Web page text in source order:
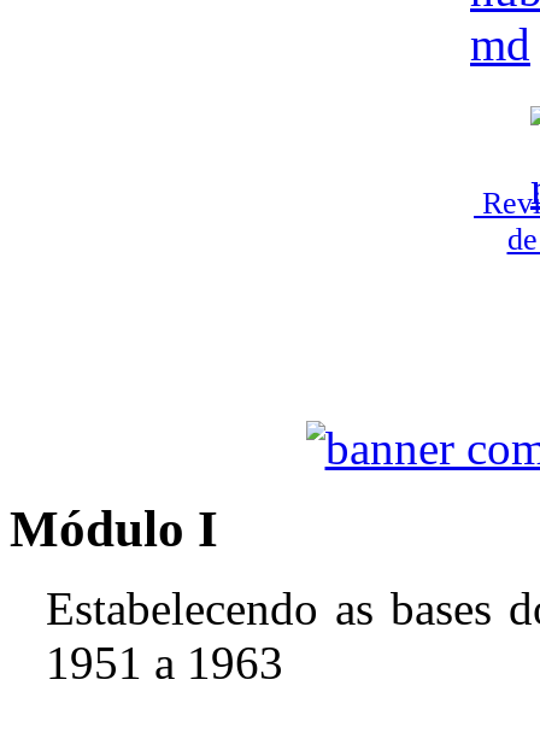
Módulo I
Estabelecendo as bases
1951 a 1963